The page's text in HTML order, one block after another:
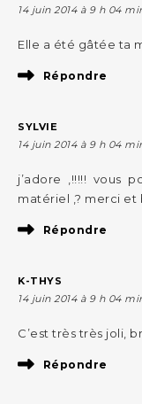
14 juin 2014 à 9 h 04
Elle a été gâtée ta
Répondre
SYLVIE
14 juin 2014 à 9 h 04
j’adore ,!!!!! vous
matériel ,? merci et
Répondre
K-THYS
14 juin 2014 à 9 h 04
C’est très très joli,
Répondre